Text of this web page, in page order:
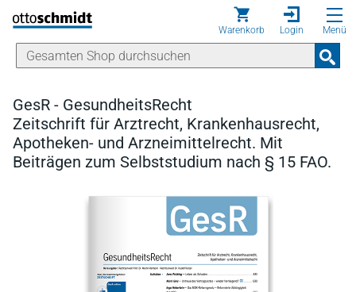
Direkt zum Inhalt
Warenkorb Login Menü
GesR - GesundheitsRecht
Zeitschrift für Arztrecht, Krankenhausrecht,
Apotheken- und Arzneimittelrecht. Mit
Beiträgen zum Selbststudium nach § 15 FAO.